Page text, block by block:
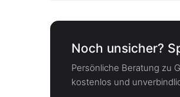
Noch unsicher?
Persönliche Beratung zu
kostenlos und